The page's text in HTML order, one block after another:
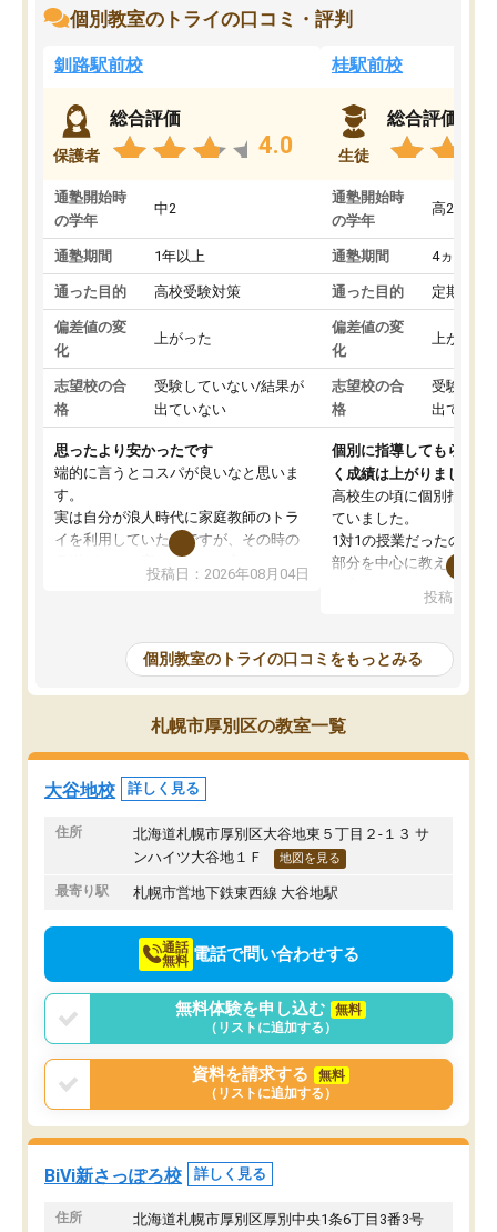
個別教室のトライの口コミ・評判
釧路駅前校
保護者
総合評価
4.0
通塾開始時
の学年
中2
通塾期間 1年以上
通った目的 高校受験対策
偏差値の変
化
上がった
志望校の合
格
受験していない/結果が
出ていない
思ったより安かったです
端的に言うとコスパが良いなと思いま
す。
実は自分が浪人時代に家庭教師のトラ
イを利用していたのですが、その時の
月謝がとても高くトライに良いイメー
ジがありませんでした。
し始めた形です。
しかし、以前とは違い料金がリーズナ
ブルでびっくりしました。
通って1年以上ですが、勉強への取り組
み方が真っすぐに変化（率先して自宅
で復習や予習をする）し成績も向上し
ています。
駅前なので送り迎えが少々負担になっ
ていますが、それを加味しても通って
損はないなと感じています。
投稿日：2026年08月04日
桂駅前校
生徒
総合評価
通塾開始時
の学年
高2
通塾期間 4ヵ月～1
通った目的 定期テス
偏差値の変
化
上がった
志望校の合
格
受験して
出ていな
個別に指導してもらえる
く成績は上がりました。
高校生の頃に個別指導の
ていました。
1対1の授業だったので、
部分を中心に教えてもら
わからないところもそ
もらえたので、勉強への
しずつなくなりました。
その結果成績も上がり、
勉強に取り組めるように
たのを覚えています。
塾だと思います。
投稿日：
個別教室のトライの口コミをもっとみる
札幌市厚別区の教室一覧
大谷地校 詳しく見る
住所
北海道札幌市厚別区大谷地東５丁目２-１３ サ
ンハイツ大谷地１Ｆ
地図を見る
最寄り駅 札幌市営地下鉄東西線 大谷地駅
通話
無料 電話で問い合わせする
無料体験を申し込む
無料
（リストに追加する）
資料を請求する
無料
（リストに追加する）
BiVi新さっぽろ校 詳しく見る
住所
北海道札幌市厚別区厚別中央1条6丁目3番3号